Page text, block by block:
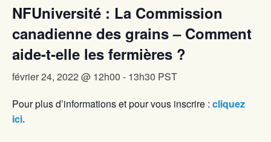
NFUniversité : La Commission
canadienne des grains – Comment
aide-t-elle les fermières ?
février 24, 2022 @ 12h00 - 13h30 PST
Pour plus d’informations et pour vous inscrire : cliquez
ici.